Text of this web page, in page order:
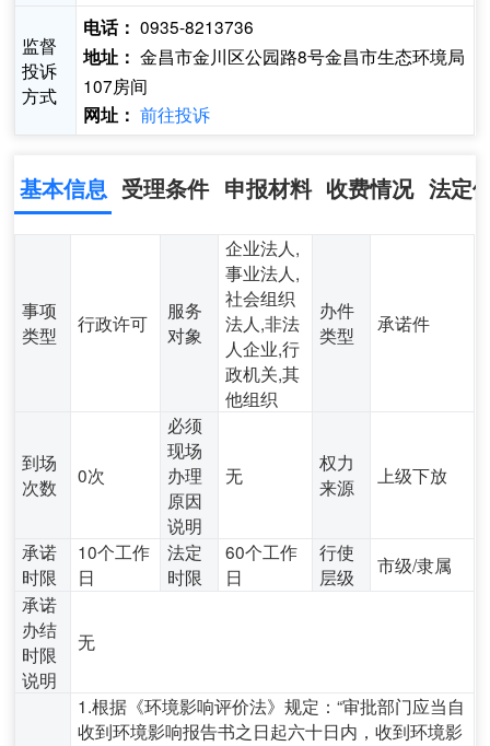
监督
投诉
方式
电话： 0935-8213736
地址： 金昌市金川区公园路8号金昌市生态环境局
107房间
网址： 前往投诉
基本信息 受理条件 申报材料 收费情况 法定
事项
类型
行政许可
服务
对象
企业法人,
事业法人,
社会组织
法人,非法
人企业,行
政机关,其
他组织
办件
类型
承诺件
到场
次数
0次
必须
现场
办理
原因
说明
无
权力
来源
上级下放
承诺
时限
10个工作
日
法定
时限
60个工作
日
行使
层级
市级/隶属
承诺
办结
时限
说明
无
1.根据《环境影响评价法》规定：“审批部门应当自
收到环境影响报告书之日起六十日内，收到环境影